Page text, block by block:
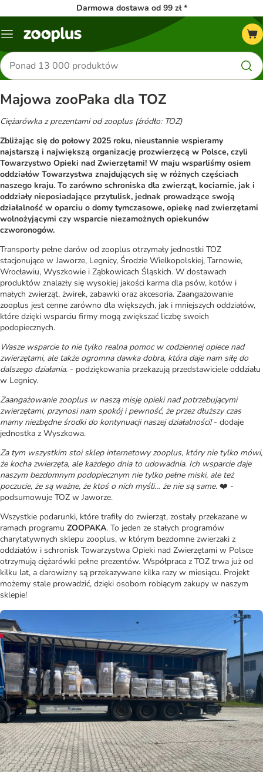
Darmowa dostawa od 99 zł *
Menu
Szukaj
produktów
Majowa zooPaka dla TOZ
Ciężarówka z prezentami od zooplus (źródło: TOZ)
Zbliżając się do połowy 2025 roku, nieustannie wspieramy
najstarszą i największą organizację prozwierzęcą w Polsce, czyli
Towarzystwo Opieki nad Zwierzętami! W maju wsparliśmy osiem
oddziałów Towarzystwa znajdujących się w różnych częściach
naszego kraju. To zarówno schroniska dla zwierząt, kociarnie, jak i
oddziały nieposiadające przytulisk, jednak prowadzące swoją
działalność w oparciu o domy tymczasowe, opiekę nad zwierzętami
wolnożyjącymi czy wsparcie niezamożnych opiekunów
czworonogów.
Transporty pełne darów od zooplus otrzymały jednostki TOZ
stacjonujące w Jaworze, Legnicy, Środzie Wielkopolskiej, Tarnowie,
Wrocławiu, Wyszkowie i Ząbkowicach Śląskich. W dostawach
produktów znalazły się wysokiej jakości karma dla psów, kotów i
małych zwierząt, żwirek, zabawki oraz akcesoria. Zaangażowanie
zooplus jest cenne zarówno dla większych, jak i mniejszych oddziałów,
które dzięki wsparciu firmy mogą zwiększać liczbę swoich
podopiecznych.
Wasze wsparcie to nie tylko realna pomoc w codziennej opiece nad
zwierzętami, ale także ogromna dawka dobra, która daje nam siłę do
dalszego działania. - podziękowania przekazują przedstawiciele oddziału
w Legnicy.
Zaangażowanie zooplus w naszą misję opieki nad potrzebującymi
zwierzętami, przynosi nam spokój i pewność, że przez dłuższy czas
mamy niezbędne środki do kontynuacji naszej działalności!- dodaje
jednostka z Wyszkowa.
Za tym wszystkim stoi sklep internetowy zooplus, który nie tylko mówi,
że kocha zwierzęta, ale każdego dnia to udowadnia. Ich wsparcie daje
naszym bezdomnym podopiecznym nie tylko pełne miski, ale też
poczucie, że są ważne, że ktoś o nich myśli… że nie są same. ❤️ -
podsumowuje TOZ w Jaworze.
Wszystkie podarunki, które trafiły do zwierząt, zostały przekazane w
ramach programu ZOOPAKA. To jeden ze stałych programów
charytatywnych sklepu zooplus, w którym bezdomne zwierzaki z
oddziałów i schronisk Towarzystwa Opieki nad Zwierzętami w Polsce
otrzymują ciężarówki pełne prezentów. Współpraca z TOZ trwa już od
kilku lat, a darowizny są przekazywane kilka razy w miesiącu. Projekt
możemy stale prowadzić, dzięki osobom robiącym zakupy w naszym
sklepie!